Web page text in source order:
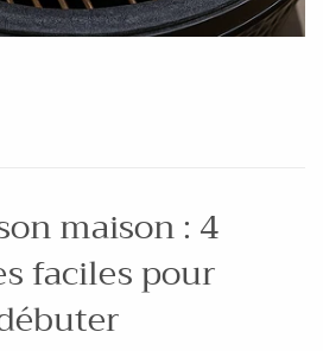
maison : 4
faciles pour